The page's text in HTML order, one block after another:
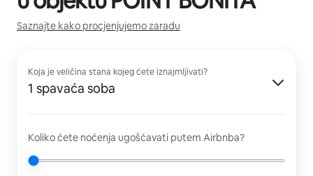
Saznajte kako procjenjujemo zaradu
Koja je veličina stana kojeg ćete iznajmljivati?
1 spavaća soba
Koliko ćete noćenja ugošćavati putem Airbnba?